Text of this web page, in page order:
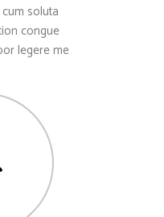
soluta
congue
legere me